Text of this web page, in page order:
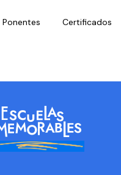
Ponentes Certificados